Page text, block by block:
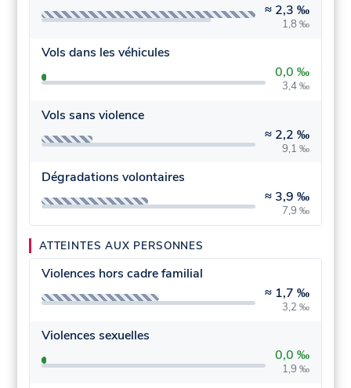
≈ 2,3 ‰
1,8 ‰
Vols dans les véhicules
0,0 ‰
3,4 ‰
Vols sans violence
≈ 2,2 ‰
9,1 ‰
Dégradations volontaires
≈ 3,9 ‰
7,9 ‰
ATTEINTES AUX PERSONNES
Violences hors cadre familial
≈ 1,7 ‰
3,2 ‰
Violences sexuelles
0,0 ‰
1,9 ‰